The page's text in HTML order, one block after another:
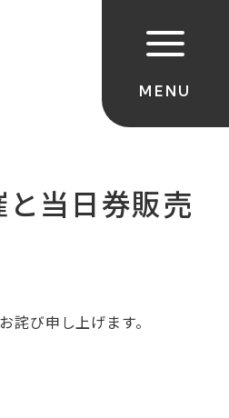
当日券販売
び申し上げます。